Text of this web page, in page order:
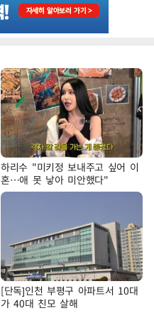
하리수 "미키정 보내주고 싶어 이
혼…애 못 낳아 미안했다"
[단독]인천 부평구 아파트서 10대
가 40대 친모 살해